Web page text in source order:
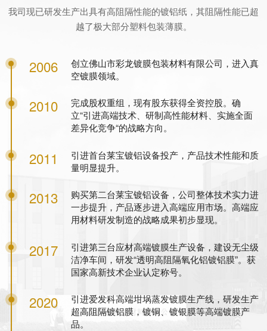
我司现已研发生产出具有高阻隔性能的镀铝纸，其阻隔性能已超
越了极大部分塑料包装薄膜。
2006
创立佛山市彩龙镀膜包装材料有限公司，进入真
空镀膜领域。
2010
完成股权重组，现有股东获得全资控股。确
立“引进高端技术、研制高性能材料、实施全面
差异化竞争“的战略方向。
2011
引进首台莱宝镀铝设备投产，产品技术性能和质
量明显提升。
2013
购买第二台莱宝镀铝设备，公司整体技术实力进
一步提升，产品逐步进入高端应用市场。高端应
用材料研发制造的战略成果初步显现。
2017
引进第三台应材高端镀膜生产设备，建设无尘级
洁净车间，研发“透明高阻隔氧化铝镀铝膜”。获
国家高新技术企业认定称号。
2020
引进爱发科高端坩埚蒸发镀膜生产线，研发生产
超高阻隔镀铝膜，镀铜、镀银膜等高端镀膜产
品。